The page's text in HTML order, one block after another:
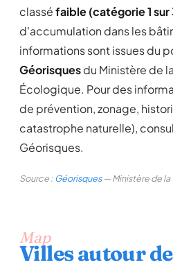
classéfaible (catégorie 1 sur
d'accumulation dans les
informations sont issues du
Géorisquesdu Ministère de
Écologique. Pour des
de prévention, zonage,
catastrophe naturelle),
Géorisques.
Source :Géorisques— Ministère de la
Map
Villes autour